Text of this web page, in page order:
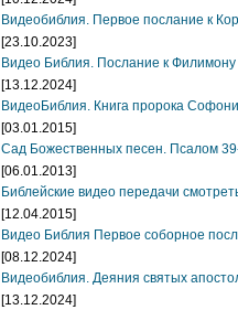
Видеобиблия. Первое послание к
[23.10.2023]
Видео Библия. Послание к
[13.12.2024]
ВидеоБиблия. Книга пророка
[03.01.2015]
Сад Божественных песен. Псалом
[06.01.2013]
Библейские видео передачи
[12.04.2015]
Видео Библия Первое соборное
[08.12.2024]
Видеобиблия. Деяния святых
[13.12.2024]